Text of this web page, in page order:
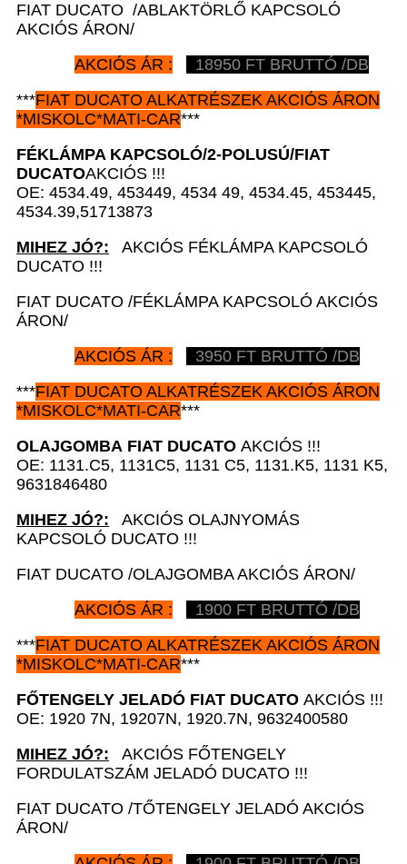
FIAT DUCATO /ABLAKTÖRLŐ KAPCSOLÓ
AKCIÓS ÁRON/
AKCIÓS ÁR :
18950 FT BRUTTÓ /DB
***FIAT DUCATO ALKATRÉSZEK AKCIÓS ÁRON
*MISKOLC*MATI-CAR***
FÉKLÁMPA KAPCSOLÓ/2-POLUSÚ/FIAT
DUCATOAKCIÓS !!!
OE: 4534.49, 453449, 4534 49, 4534.45, 453445,
4534.39,51713873
MIHEZ JÓ?: AKCIÓS FÉKLÁMPA KAPCSOLÓ
DUCATO !!!
FIAT DUCATO /FÉKLÁMPA KAPCSOLÓ AKCIÓS
ÁRON/
AKCIÓS ÁR :
3950 FT BRUTTÓ /DB
***FIAT DUCATO ALKATRÉSZEK AKCIÓS ÁRON
*MISKOLC*MATI-CAR***
OLAJGOMBA FIAT DUCATO AKCIÓS !!!
OE: 1131.C5, 1131C5, 1131 C5, 1131.K5, 1131 K5,
9631846480
MIHEZ JÓ?: AKCIÓS OLAJNYOMÁS
KAPCSOLÓ DUCATO !!!
FIAT DUCATO /OLAJGOMBA AKCIÓS ÁRON/
AKCIÓS ÁR :
1900 FT BRUTTÓ /DB
***FIAT DUCATO ALKATRÉSZEK AKCIÓS ÁRON
*MISKOLC*MATI-CAR***
FŐTENGELY JELADÓ FIAT DUCATO AKCIÓS !!!
OE: 1920 7N, 19207N, 1920.7N, 9632400580
MIHEZ JÓ?: AKCIÓS FŐTENGELY
FORDULATSZÁM JELADÓ DUCATO !!!
FIAT DUCATO /TŐTENGELY JELADÓ AKCIÓS
ÁRON/